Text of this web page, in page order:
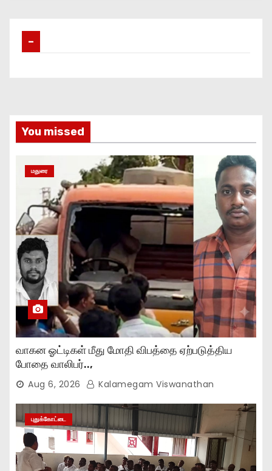
–
You missed
மதுரை
வாகன ஓட்டிகள் மீது மோதி விபத்தை ஏற்படுத்திய
போதை வாலிபர்..,
Aug 6, 2026 Kalamegam Viswanathan
புதுக்கோட்டை